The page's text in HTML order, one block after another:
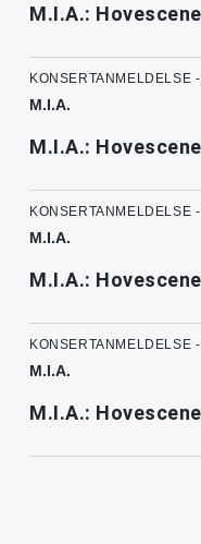
M.I.A.:
KONSERTANMELDELSE
M.I.A.
M.I.A.:
KONSERTANMELDELSE
M.I.A.
M.I.A.:
KONSERTANMELDELSE
M.I.A.
M.I.A.: